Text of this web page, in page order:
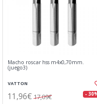
Macho roscar hss m4x0,70mm.
(juego3)
VATTON
11,96€ 17,09€ -